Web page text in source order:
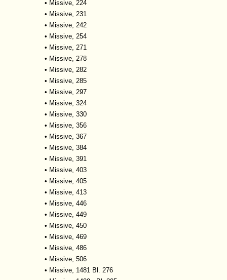
• Missive, 224
• Missive, 231
• Missive, 242
• Missive, 254
• Missive, 271
• Missive, 278
• Missive, 282
• Missive, 285
• Missive, 297
• Missive, 324
• Missive, 330
• Missive, 356
• Missive, 367
• Missive, 384
• Missive, 391
• Missive, 403
• Missive, 405
• Missive, 413
• Missive, 446
• Missive, 449
• Missive, 450
• Missive, 469
• Missive, 486
• Missive, 506
• Missive, 1481 Bl. 276